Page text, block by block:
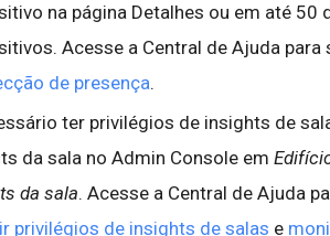
na página Detalhes ou em até 50
Acesse a Central de Ajuda
de presença.
ter privilégios de insights de
da sala no Admin Console em
da sala. Acesse a Central de Ajuda
privilégios de insights de salas e